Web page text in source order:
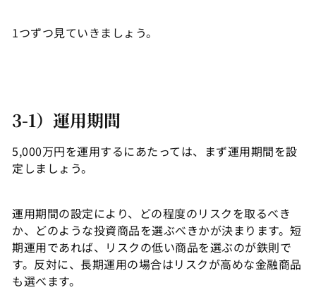
1つずつ見ていきましょう。
3-1）運用期間
5,000万円を運用するにあたっては、まず運用期間を設
定しましょう。
運用期間の設定により、どの程度のリスクを取るべき
か、どのような投資商品を選ぶべきかが決まります。短
期運用であれば、リスクの低い商品を選ぶのが鉄則で
す。反対に、長期運用の場合はリスクが高めな金融商品
も選べます。